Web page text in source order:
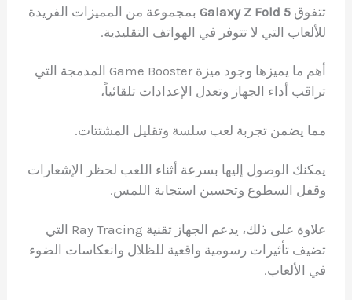
تتفوقGalaxy Z Fold 5 بمجموعة من المميزات الفريدة
للألعاب التي لا تتوفر في الهواتف التقليدية.
أهم ما يميزها وجود ميزة Game Booster المدمجة التي
تراقب أداء الجهاز وتعدل الإعدادات تلقائياً،
مما يضمن تجربة لعب سلسة وتقليل المشتتات.
يمكنك الوصول إليها بسرعة أثناء اللعب لحظر الإشعارات
وقفل السطوع وتحسين استجابة اللمس.
علاوة على ذلك، يدعم الجهاز تقنية Ray Tracing التي
تضيف تأثيرات رسومية واقعية للظلال وانعكاسات الضوء
في الألعاب.